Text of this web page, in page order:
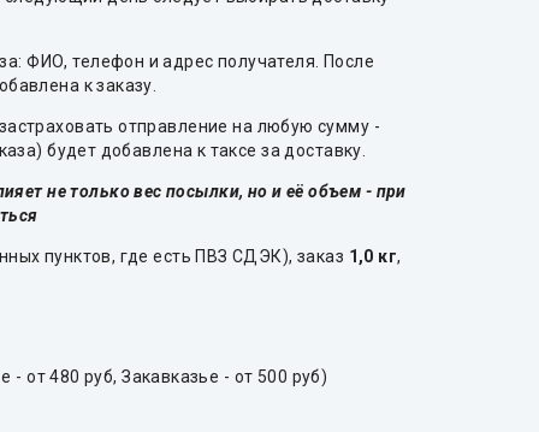
ФИО, телефон и адрес получателя. После
к заказу.
отправление на любую сумму -
будет добавлена к таксе за доставку.
не только вес посылки, но и её объем - при
пунктов, где есть ПВЗ СДЭК), заказ 1,0 кг,
от 480 руб, Закавказье - от 500 руб)